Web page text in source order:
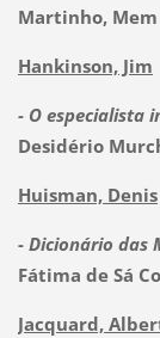
Martinho, Mem
Hankinson, Jim
- O especialista
Desidério
Huisman, Denis
- Dicionário das
Fátima de Sá
Jacquard,